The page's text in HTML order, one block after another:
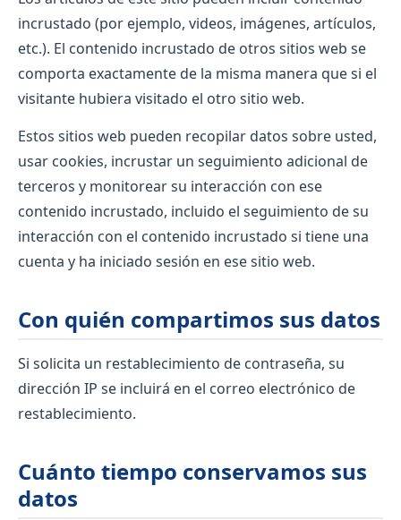
incrustado (por ejemplo, videos, imágenes, artículos,
etc.). El contenido incrustado de otros sitios web se
comporta exactamente de la misma manera que si el
visitante hubiera visitado el otro sitio web.
Estos sitios web pueden recopilar datos sobre usted,
usar cookies, incrustar un seguimiento adicional de
terceros y monitorear su interacción con ese
contenido incrustado, incluido el seguimiento de su
interacción con el contenido incrustado si tiene una
cuenta y ha iniciado sesión en ese sitio web.
Con quién compartimos sus datos
Si solicita un restablecimiento de contraseña, su
dirección IP se incluirá en el correo electrónico de
restablecimiento.
Cuánto tiempo conservamos sus
datos